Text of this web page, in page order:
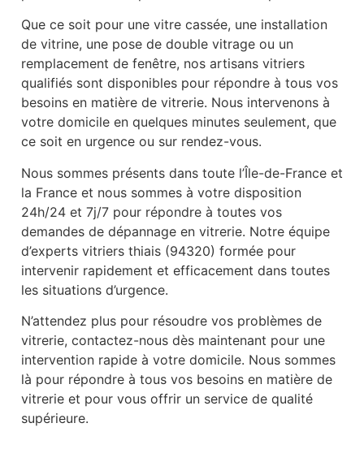
Que ce soit pour une vitre cassée, une installation
de vitrine, une pose de double vitrage ou un
remplacement de fenêtre, nos artisans vitriers
qualifiés sont disponibles pour répondre à tous vos
besoins en matière de vitrerie. Nous intervenons à
votre domicile en quelques minutes seulement, que
ce soit en urgence ou sur rendez-vous.
Nous sommes présents dans toute l’Île-de-France et
la France et nous sommes à votre disposition
24h/24 et 7j/7 pour répondre à toutes vos
demandes de dépannage en vitrerie. Notre équipe
d’experts vitriers thiais (94320) formée pour
intervenir rapidement et efficacement dans toutes
les situations d’urgence.
N’attendez plus pour résoudre vos problèmes de
vitrerie, contactez-nous dès maintenant pour une
intervention rapide à votre domicile. Nous sommes
là pour répondre à tous vos besoins en matière de
vitrerie et pour vous offrir un service de qualité
supérieure.